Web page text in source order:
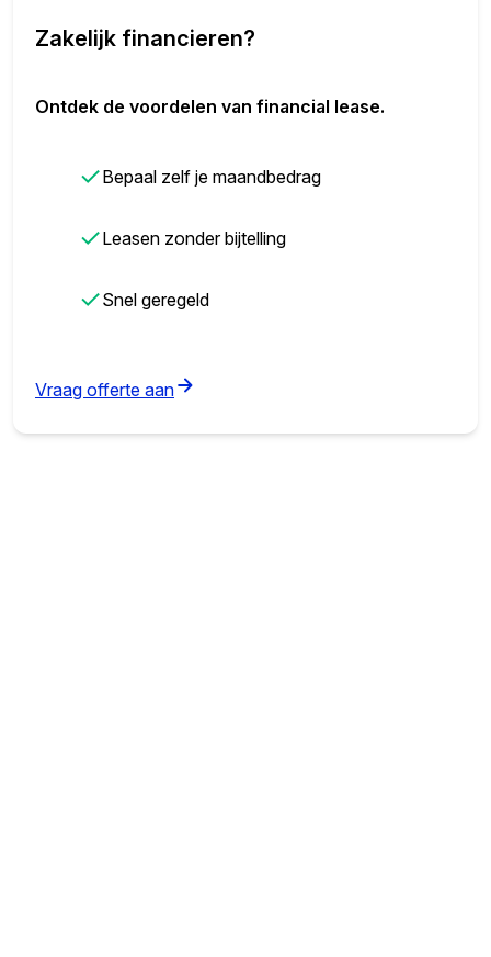
Zakelijk financieren?
Ontdek de voordelen van financial lease.
✓Bepaal zelf je maandbedrag
✓Leasen zonder bijtelling
✓Snel geregeld
Vraag offerte aan